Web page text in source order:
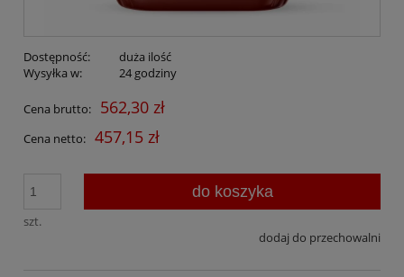
Dostępność:
duża ilość
Wysyłka w:
24 godziny
Cena brutto: 562,30 zł
Cena netto: 457,15 zł
szt.
do koszyka
dodaj do przechowalni